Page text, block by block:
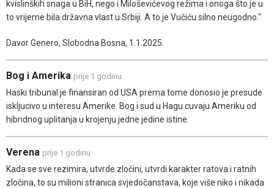
kvislinških snaga u BiH, nego i Miloševićevog režima i onoga što je u
to vrijeme bila državna vlast u Srbiji. A to je Vučiću silno neugodno."
Davor Genero, Slobodna Bosna, 1.1.2025.
Bog i Amerika prije 1 godinu
Haski tribunal je finansiran od USA prema tome donosio je presude
iskljucivo u interesu Amerike. Bog i sud u Hagu cuvaju Ameriku od
hibridnog uplitanja u krojenju jedne jedine istine.
Verena prije 1 godinu
Kada se sve rezimira, utvrde zločini, utvrdi karakter ratova i ratnih
zločina, to su milioni stranica svjedočanstava, koje više niko i nikada